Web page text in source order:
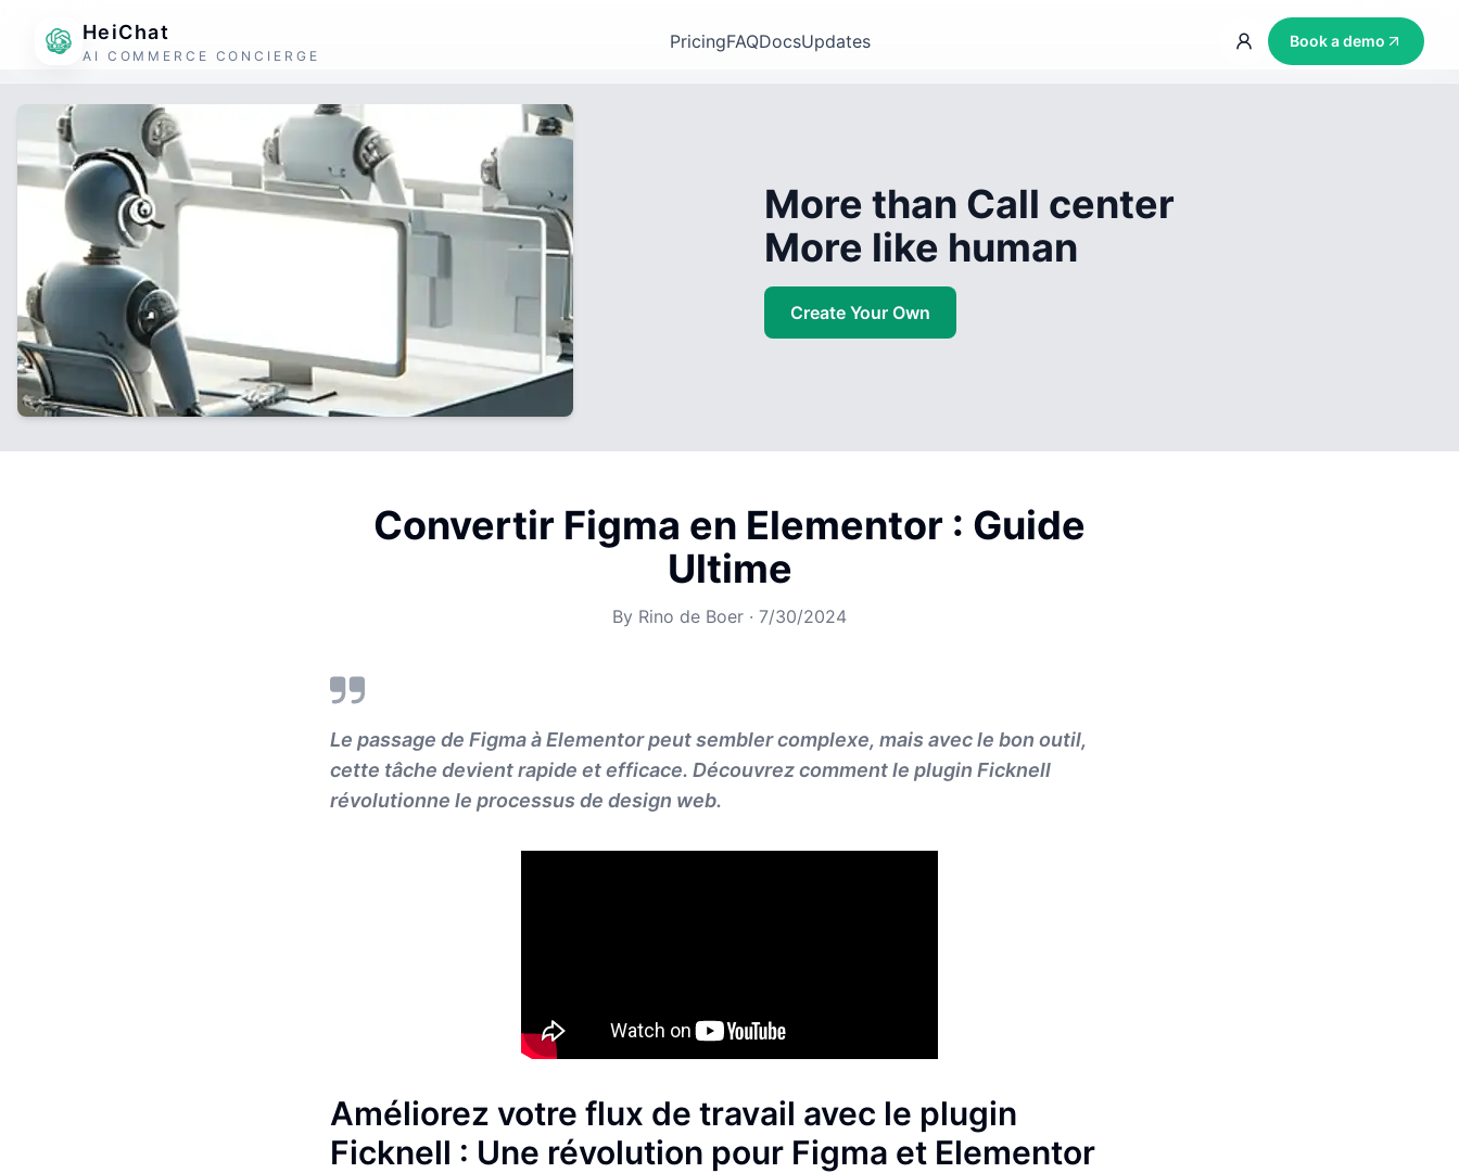
HeiChat
AI COMMERCE CONCIERGE
PricingFAQDocsUpdates Book a demo
More than Call center
More like human
Create Your Own
Convertir Figma en Elementor : Guide
Ultime
By Rino de Boer · 7/30/2024
Le passage de Figma à Elementor peut sembler complexe, mais avec le bon outil,
cette tâche devient rapide et efficace. Découvrez comment le plugin Ficknell
révolutionne le processus de design web.
Améliorez votre flux de travail avec le plugin
Ficknell : Une révolution pour Figma et Elementor